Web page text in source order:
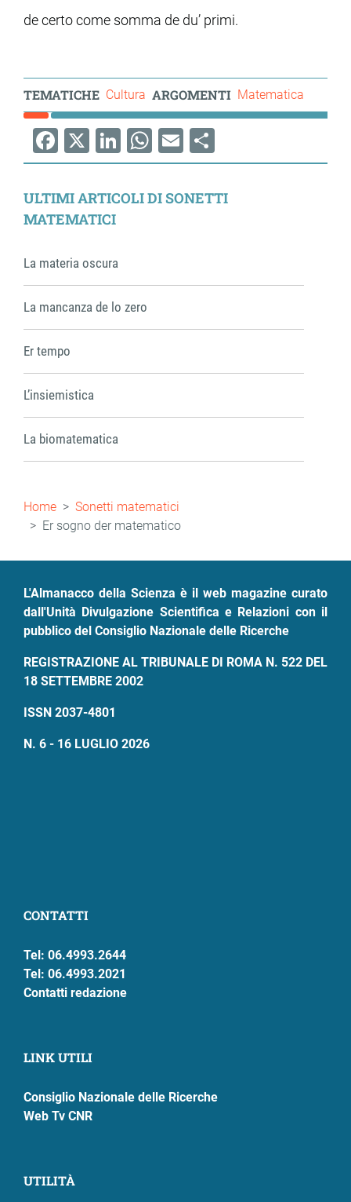
de certo come somma de du’ primi.
TEMATICHE Cultura ARGOMENTI Matematica
Facebook
X LinkedIn
WhatsApp
EmailShare
ULTIMI ARTICOLI DI SONETTI
MATEMATICI
La materia oscura
La mancanza de lo zero
Er tempo
L’insiemistica
La biomatematica
Briciole
di
pane
Home
Sonetti matematici
Er sogno der matematico
L'Almanacco della Scienza è il web magazine curato
dall'Unità Divulgazione Scientifica e Relazioni con il
pubblico del Consiglio Nazionale delle Ricerche
REGISTRAZIONE AL TRIBUNALE DI ROMA N. 522 DEL
18 SETTEMBRE 2002
ISSN 2037-4801
N. 6 - 16 LUGLIO 2026
CONTATTI
Tel: 06.4993.2644
Tel: 06.4993.2021
Contatti redazione
LINK UTILI
Consiglio Nazionale delle Ricerche
Web Tv CNR
UTILITÀ